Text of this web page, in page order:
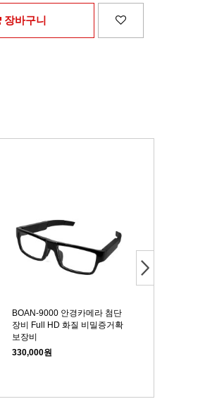
장바구니
BOAN-9000 안경카메라 첨단
장비 Full HD 화질 비밀증거확
보장비
330,000원